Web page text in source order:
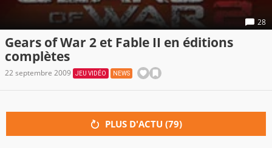
28
Gears of War 2 et Fable II en éditions
complètes
22 septembre 2009 JEU VIDÉO NEWS
PLUS D'ACTU (79)